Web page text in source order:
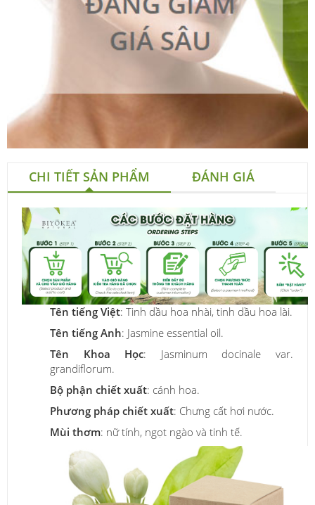
CHI TIẾT SẢN PHẨM ĐÁNH GIÁ
Tên tiếng Việt: Tinh dầu hoa nhài, tinh dầu hoa lài.
Tên tiếng Anh: Jasmine essential oil.
Tên Khoa Học: Jasminum docinale var.
grandiflorum.
Bộ phận chiết xuất: cánh hoa.
Phương pháp chiết xuất: Chưng cất hơi nước.
Mùi thơm: nữ tính, ngọt ngào và tinh tế.